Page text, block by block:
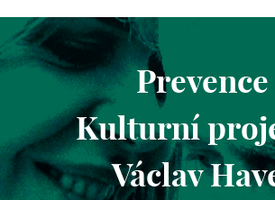
Prevence
Kulturní
Václav